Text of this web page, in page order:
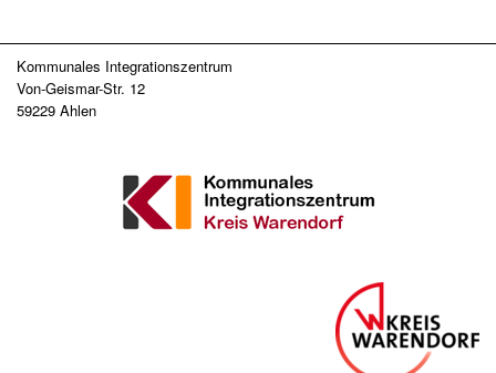
Kommunales Integrationszentrum
Von-Geismar-Str. 12
59229 Ahlen